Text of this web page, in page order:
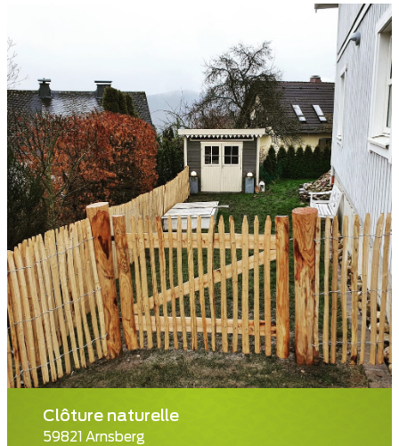
Clôture naturelle
59821 Arnsberg